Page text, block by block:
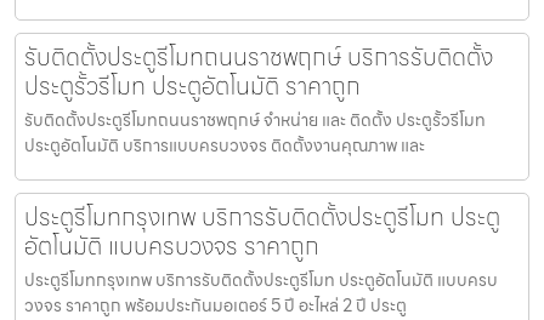
รับติดตั้งประตูรีโมทถนนราชพฤกษ์ บริการรับติดตั้ง
ประตูรั้วรีโมท ประตูอัตโนมัติ ราคาถูก
รับติดตั้งประตูรีโมทถนนราชพฤกษ์ จำหน่าย และ ติดตั้ง ประตูรั้วรีโมท
ประตูอัตโนมัติ บริการแบบครบวงจร ติดตั้งงานคุณภาพ และ
ประตูรีโมทกรุงเทพ บริการรับติดตั้งประตูรีโมท ประตู
อัตโนมัติ แบบครบวงจร ราคาถูก
ประตูรีโมทกรุงเทพ บริการรับติดตั้งประตูรีโมท ประตูอัตโนมัติ แบบครบ
วงจร ราคาถูก พร้อมประกันมอเตอร์ 5 ปี อะไหล่ 2 ปี ประตู